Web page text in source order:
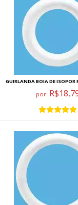
GUIRLANDA BOIA DE ISOPOR
por: